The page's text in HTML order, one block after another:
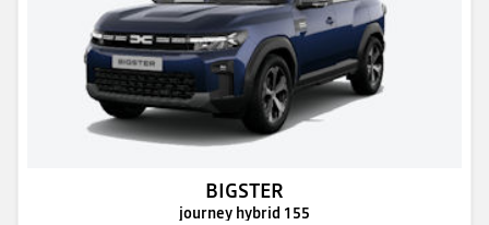
BIGSTER
journey hybrid 155